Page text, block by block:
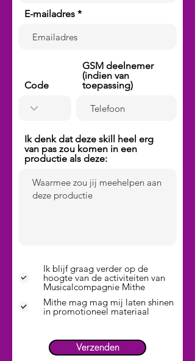
E-mailadres
Code
GSM deelnemer
(indien van
toepassing)
Ik denk dat deze skill heel erg
van pas zou komen in een
productie als deze:
Ik blijf graag verder op de
hoogte van de activiteiten van
Musicalcompagnie Mithe
Mithe mag mag mij laten shinen
in promotioneel materiaal
Verzenden